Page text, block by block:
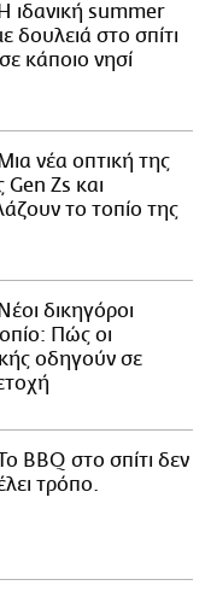
ιδανική summer
δουλειά στο σπίτι
κάποιο νησί
νέα οπτική της
Gen Zs και
το τοπίο της
δικηγόροι
Πώς οι
οδηγούν σε
BBQ στο σπίτι δεν
τρόπο.